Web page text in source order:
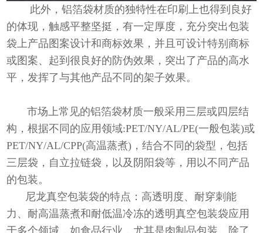
此外，铝箔袋材质的独特性在印刷上也得到良好
的体现，触感平整坚挺，有一定厚度，充分突出包装
袋上产品图案设计和商标效果，并且可设计特别商标
或图案、起到很良好的防伪效果，突出了产品的高水
平，发挥了与其他产品不同的架子效果。
市场上常见的铝箔袋材质一般采用三层或四层结
构，根据不同的应用领域:PET/NY/AL/PE(一般包装)或
PET/NY/AL/CPP(高温蒸煮)，结合不同的袋型，包括
三层袋，自立拉链袋，以及阴阳袋等，用以不同产品
的包装。
尼龙真空包装袋的特点：高透明度、耐穿刺能
力、耐高温蒸煮和耐低温冷冻的透明真空包装袋应用